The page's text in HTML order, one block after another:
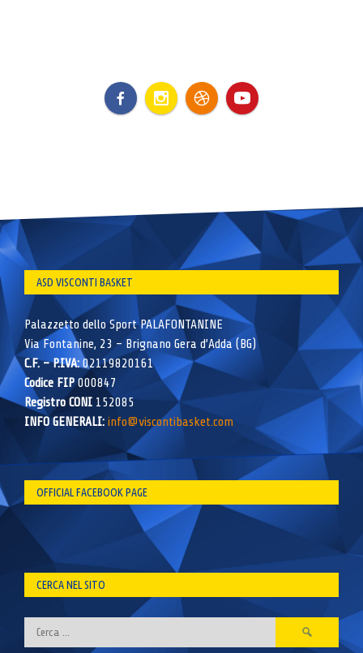
ASD VISCONTI BASKET
Palazzetto dello Sport PALAFONTANINE
Via Fontanine, 23 – Brignano Gera d’Adda (BG)
C.F. – P.IVA:02119820161
Codice FIP000847
Registro CONI 152085
INFO GENERALI: info@viscontibasket.com
OFFICIAL FACEBOOK PAGE
CERCA NEL SITO
Ricerca
per: